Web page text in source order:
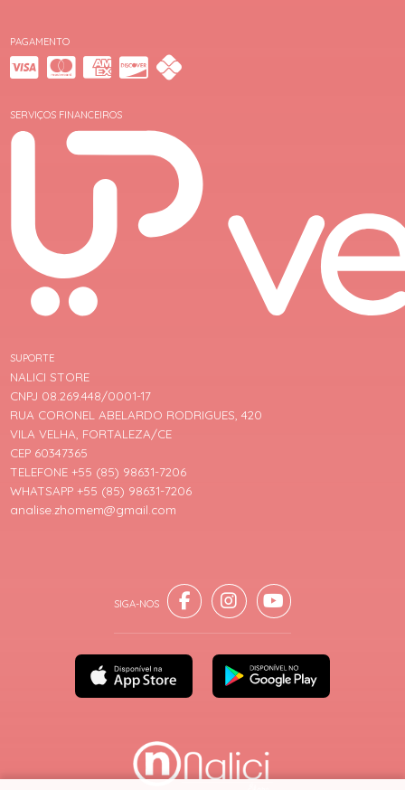
PAGAMENTO
SERVIÇOS FINANCEIROS
SUPORTE
NALICI STORE
CNPJ 08.269.448/0001-17
RUA CORONEL ABELARDO RODRIGUES, 420
VILA VELHA, FORTALEZA/CE
CEP 60347365
TELEFONE +55 (85) 98631-7206
WHATSAPP +55 (85) 98631-7206
analise.zhomem@gmail.com